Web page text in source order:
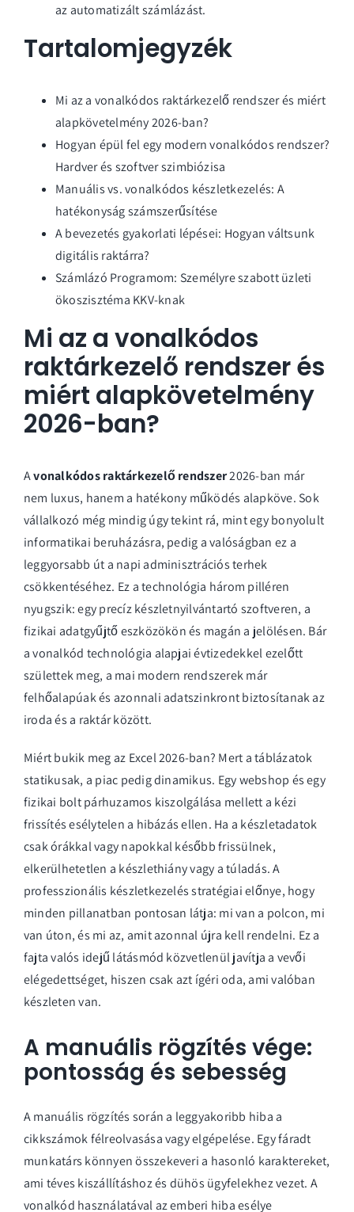
az automatizált számlázást.
Tartalomjegyzék
Mi az a vonalkódos raktárkezelő rendszer és miért
alapkövetelmény 2026-ban?
Hogyan épül fel egy modern vonalkódos rendszer?
Hardver és szoftver szimbiózisa
Manuális vs. vonalkódos készletkezelés: A
hatékonyság számszerűsítése
A bevezetés gyakorlati lépései: Hogyan váltsunk
digitális raktárra?
Számlázó Programom: Személyre szabott üzleti
ökoszisztéma KKV-knak
Mi az a vonalkódos
raktárkezelő rendszer és
miért alapkövetelmény
2026-ban?
Avonalkódos raktárkezelő rendszer2026-ban már
nem luxus, hanem a hatékony működés alapköve. Sok
vállalkozó még mindig úgy tekint rá, mint egy bonyolult
informatikai beruházásra, pedig a valóságban ez a
leggyorsabb út a napi adminisztrációs terhek
csökkentéséhez. Ez a technológia három pilléren
nyugszik: egy precíz készletnyilvántartó szoftveren, a
fizikai adatgyűjtő eszközökön és magán a jelölésen. Bár
avonalkód technológia alapjaiévtizedekkel ezelőtt
születtek meg, a mai modern rendszerek már
felhőalapúak és azonnali adatszinkront biztosítanak az
iroda és a raktár között.
Miért bukik meg az Excel 2026-ban? Mert a táblázatok
statikusak, a piac pedig dinamikus. Egy webshop és egy
fizikai bolt párhuzamos kiszolgálása mellett a kézi
frissítés esélytelen a hibázás ellen. Ha a készletadatok
csak órákkal vagy napokkal később frissülnek,
elkerülhetetlen a készlethiány vagy a túladás. A
professzionális készletkezelésstratégiai előnye, hogy
minden pillanatban pontosan látja: mi van a polcon, mi
van úton, és mi az, amit azonnal újra kell rendelni. Ez a
fajta valós idejű látásmód közvetlenül javítja a vevői
elégedettséget, hiszen csak azt ígéri oda, ami valóban
készleten van.
A manuális rögzítés vége:
pontosság és sebesség
A manuális rögzítés során a leggyakoribb hiba a
cikkszámok félreolvasása vagy elgépelése. Egy fáradt
munkatárs könnyen összekeveri a hasonló karaktereket,
ami téves kiszállításhoz és dühös ügyfelekhez vezet. A
vonalkód használatával az emberi hiba esélye